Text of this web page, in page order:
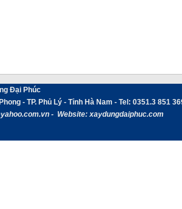
Đại Phúc
- TP. Phủ Lý - Tỉnh Hà Nam - Tel: 0351.3 851
- Website: xaydungdaiphuc.com